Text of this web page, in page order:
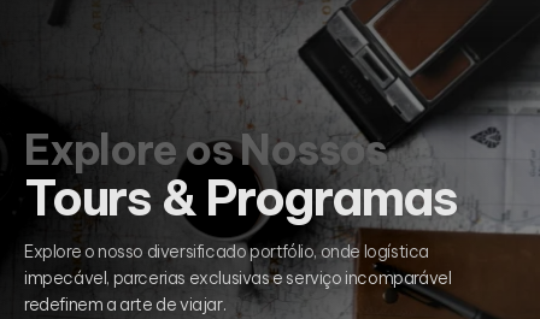
Explore os Nossos
Tours & Programas
Explore o nosso diversificado portfólio, onde logística
impecável, parcerias exclusivas e serviço incomparável
redefinem a arte de viajar.